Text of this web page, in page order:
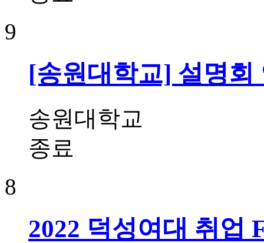
9
[송원대학교] 설명회
송원대학교
종료
8
2022 덕성여대 취업